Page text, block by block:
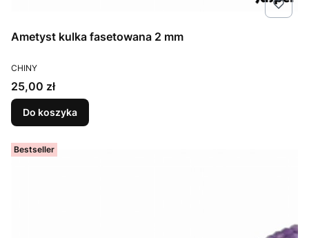
Ametyst kulka fasetowana 2 mm
PRODUCENT
CHINY
Cena
25,00 zł
Do koszyka
Bestseller